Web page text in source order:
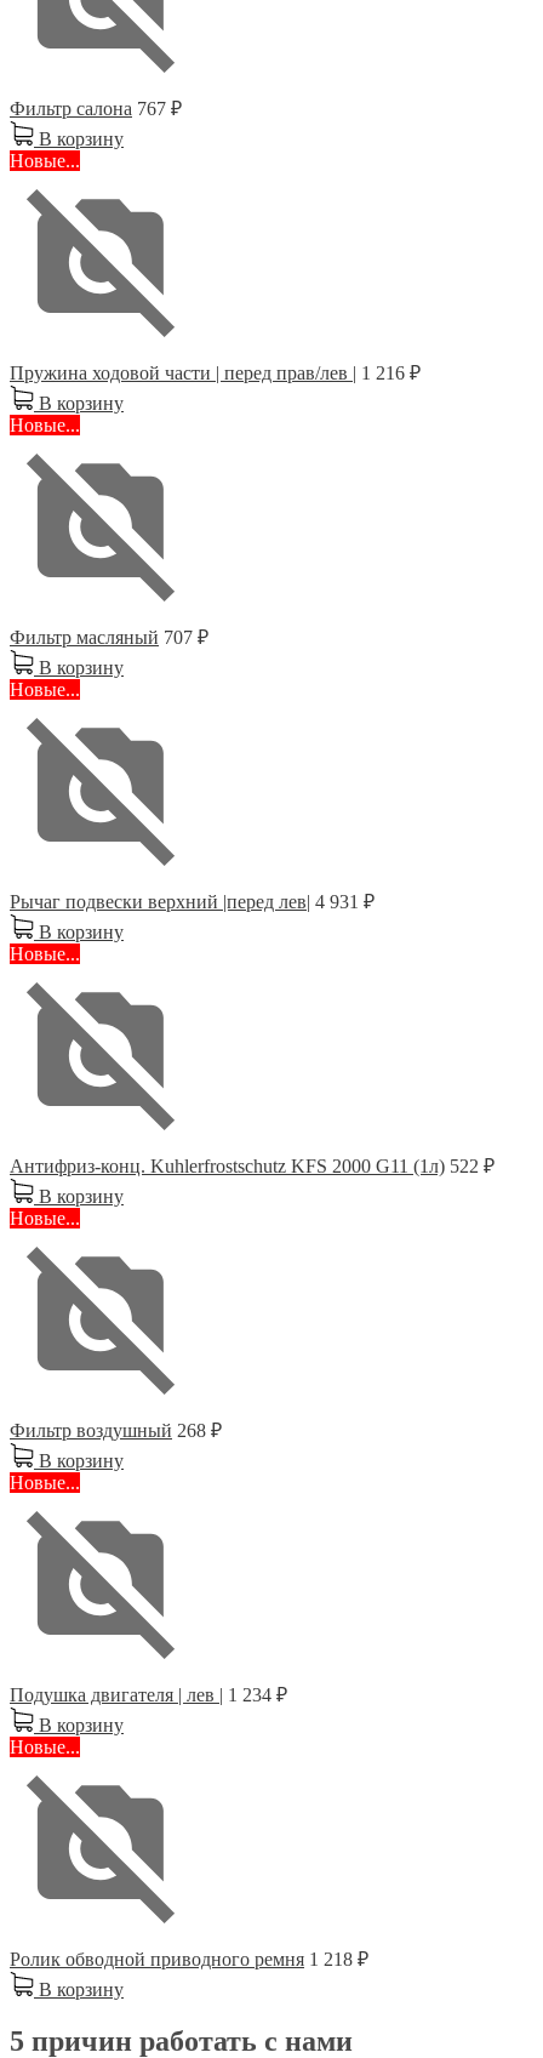
Фильтр салона 767 ₽
В корзину
Новые...
Пружина ходовой части | перед прав/лев | 1 216 ₽
В корзину
Новые...
Фильтр масляный 707 ₽
В корзину
Новые...
Рычаг подвески верхний |перед лев| 4 931 ₽
В корзину
Новые...
Антифриз-конц. Kuhlerfrostschutz KFS 2000 G11 (1л) 522 ₽
В корзину
Новые...
Фильтр воздушный 268 ₽
В корзину
Новые...
Подушка двигателя | лев | 1 234 ₽
В корзину
Новые...
Ролик обводной приводного ремня 1 218 ₽
В корзину
5 причин работать с нами